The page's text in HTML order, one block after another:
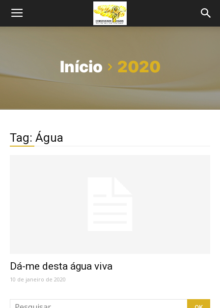
Início 2020
Tag: Água
Dá-me desta água viva
10 de janeiro de 2020